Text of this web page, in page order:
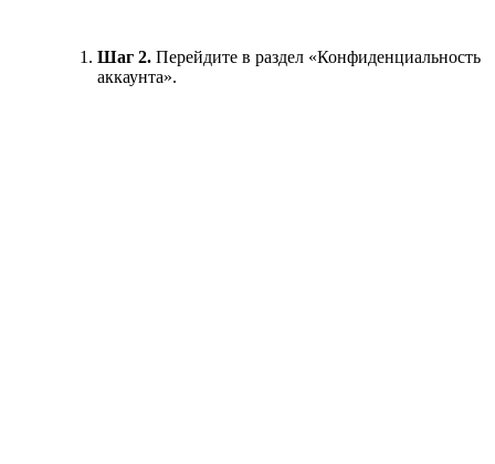
Шаг 2. Перейдите в раздел «Конфиденциальность
аккаунта».